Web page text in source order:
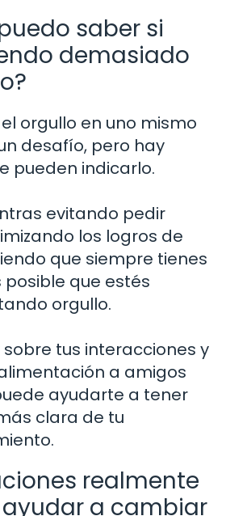
saber si
demasiado
orgullo en uno mismo
desafío, pero hay
pueden indicarlo.
evitando pedir
los logros de
que siempre tienes
posible que estés
orgullo.
sobre tus interacciones y
a amigos
ayudarte a tener
clara de tu
realmente
a cambiar